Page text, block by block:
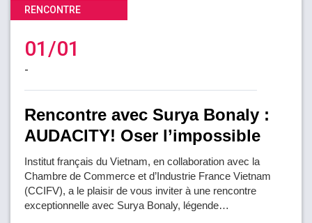
RENCONTRE
01/01
-
Rencontre avec Surya Bonaly :
AUDACITY! Oser l’impossible
Institut français du Vietnam, en collaboration avec la
Chambre de Commerce et d’Industrie France Vietnam
(CCIFV), a le plaisir de vous inviter à une rencontre
exceptionnelle avec Surya Bonaly, légende…